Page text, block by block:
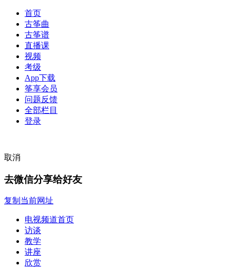
首页
古筝曲
古筝谱
直播课
视频
考级
App下载
筝享会员
问题反馈
全部栏目
登录
取消
去微信分享给好友
复制当前网址
电视频道首页
访谈
教学
讲座
欣赏